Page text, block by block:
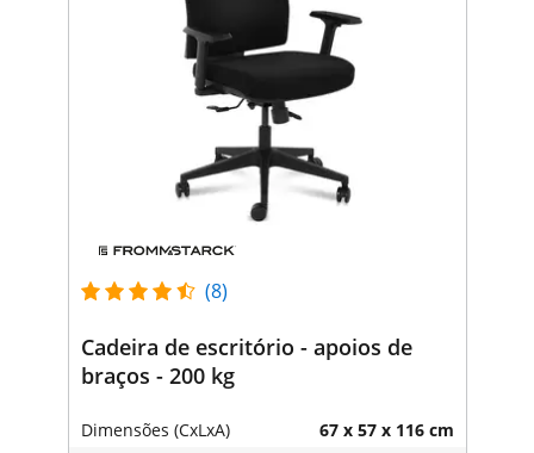
(8)
Cadeira de escritório - apoios de
braços - 200 kg
Dimensões (CxLxA) 67 x 57 x 116 cm